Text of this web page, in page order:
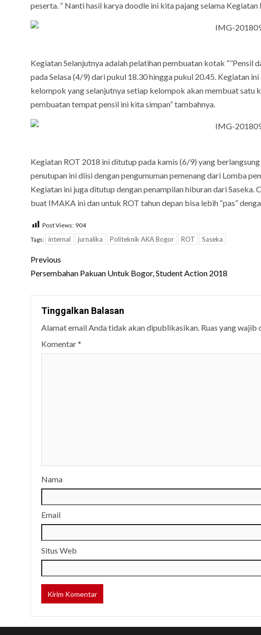
peserta. “ Nanti hasil karya doodle ini kita pajang selama
Kegiatan Selanjutnya adalah pelatihan pembuatan kotak
pada Selasa (4/9) dari pukul 18.30 hingga pukul 20.45. Kegiatan
kelompok yang selanjutnya setiap kelompok akan membuat
pembuatan tempat pensil ini kita simpan” tambahnya.
Kegiatan ROT 2018 ini ditutup pada kamis (6/9) yang
penutupan ini diisi dengan pengumuman pemenang dari Lomba
Kegiatan ini juga ditutup dengan penampilan hiburan dari
buat IMAKA ini dan untuk ROT tahun depan bisa lebih “pas”
Post Views: 904
Tags: internal jurnalika Politeknik AKA Bogor ROT Saseka
Post
navigation
Previous
Persembahan Pakuan Untuk Bogor, Student Action 2018
Tinggalkan Balasan
Alamat email Anda tidak akan dipublikasikan. Ruas yang wajib
Komentar*
Nama
Email
Situs Web